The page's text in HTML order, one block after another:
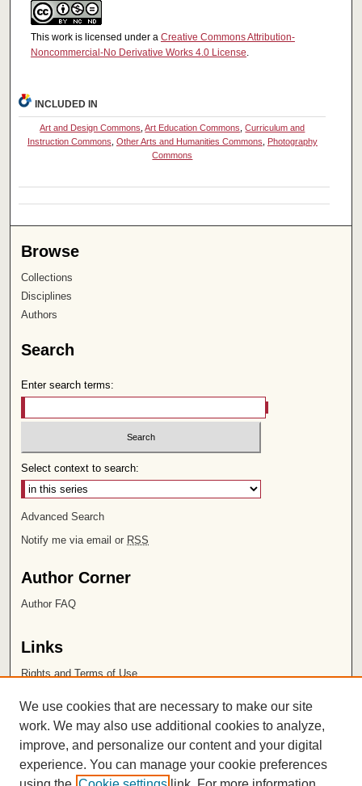
This work is licensed under a Creative Commons Attribution-
Noncommercial-No Derivative Works 4.0 License.
INCLUDED IN
Art and Design Commons ,Art Education Commons ,Curriculum and
Instruction Commons Other Arts and Humanities Commons
Photography
Commons
Browse
Collections
Disciplines
Authors
Search
Enter search terms:
Select context to search:
Advanced Search
Notify me via email or RSS
Author Corner
Author FAQ
Links
Rights and Terms of Use
Chapman University
ISSN 2572-1496
We use cookies that are necessary to make our site
work. We may also use additional cookies to analyze,
improve, and personalize our content and your digital
experience. You can manage your cookie preferences